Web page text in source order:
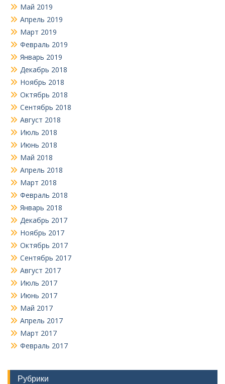
Май 2019
Апрель 2019
Март 2019
Февраль 2019
Январь 2019
Декабрь 2018
Ноябрь 2018
Октябрь 2018
Сентябрь 2018
Август 2018
Июль 2018
Июнь 2018
Май 2018
Апрель 2018
Март 2018
Февраль 2018
Январь 2018
Декабрь 2017
Ноябрь 2017
Октябрь 2017
Сентябрь 2017
Август 2017
Июль 2017
Июнь 2017
Май 2017
Апрель 2017
Март 2017
Февраль 2017
Рубрики